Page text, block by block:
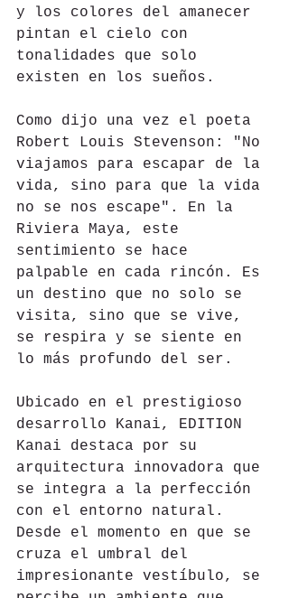
y los colores del amanecer
pintan el cielo con
tonalidades que solo
existen en los sueños.
Como dijo una vez el poeta
Robert Louis Stevenson: "No
viajamos para escapar de la
vida, sino para que la vida
no se nos escape". En la
Riviera Maya, este
sentimiento se hace
palpable en cada rincón. Es
un destino que no solo se
visita, sino que se vive,
se respira y se siente en
lo más profundo del ser.
Ubicado en el prestigioso
desarrollo Kanai, EDITION
Kanai destaca por su
arquitectura innovadora que
se integra a la perfección
con el entorno natural.
Desde el momento en que se
cruza el umbral del
impresionante vestíbulo, se